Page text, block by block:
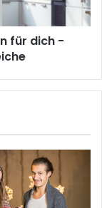
für dich -